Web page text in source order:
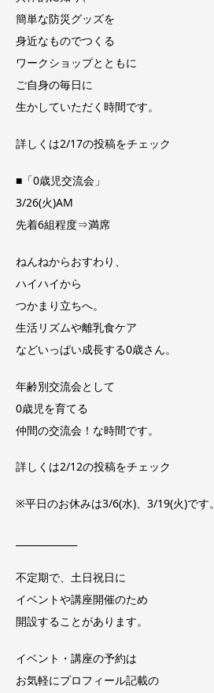
簡単な防災グッズを
身近なものでつくる
ワークショップとともに
ご自身の毎日に
生かしていただく時間です。
詳しくは2/17の投稿をチェック
■「0歳児交流会」
3/26(火)AM
先着6組程度⇒満席
ねんねからおすわり、
ハイハイから
つかまり立ちへ。
生活リズムや離乳食ケア
などいっぱい成長する0歳さん。
年齢別交流会として
0歳児を育てる
仲間の交流会！な時間です。
詳しくは2/12の投稿をチェック
※平日のお休みは3/6(水)、3/19(火)です。
不定期で、土日祝日に
イベントや講座開催のため
開設することがあります。
イベント・講座の予約は
お気軽にプロフィール記載の